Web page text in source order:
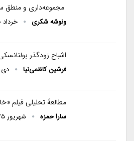
مجموعه‌داری و منطق
ونوشه شکری خرداد ۳۰, ۱۴۰۵
اشباح زودگذر بولتانسکی
فرشین کاظمی‌نیا دی ۱۸, ۱۴۰۴
مطالعۀ تحلیلی فیلم
سارا حمزه شهریور ۲۵, ۱۴۰۴